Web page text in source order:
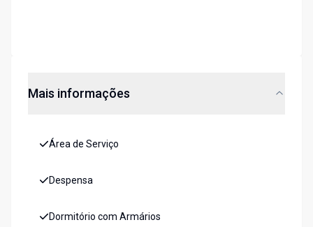
Mais informações
Área de Serviço
Despensa
Dormitório com Armários